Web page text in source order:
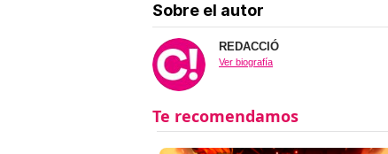
Sobre el autor
REDACCIÓ
Ver biografía